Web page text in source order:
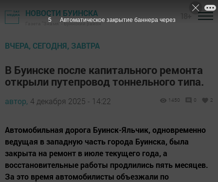
НОВОСТИ БУИНСКА
Газета "Знамя" - Буинский район
ВЧЕРА, СЕГОДНЯ, ЗАВТРА
В Буинске после капитального ремонта
открыли путепровод тоннельного типа.
автор, 4 декабря 2025 - 14:22 1450 0 2
Автомобильная дорога Буинск-Яльчик, одновременно
ведущая в западную часть города Буинска, была
закрыта на ремонт в июле текущего года, а
восстановительные работы продлились пять месяцев.
За это время автомобилисты объезжали по
4 Автоматическое закрытие баннера через